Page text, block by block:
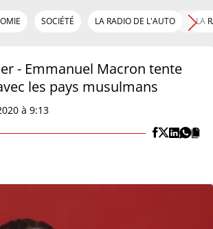
SOCIÉTÉ LA RADIO DE L'AUTO LA
- Emmanuel Macron tente
les pays musulmans
à 9:13